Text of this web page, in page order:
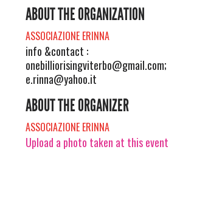
ABOUT THE ORGANIZATION
ASSOCIAZIONE ERINNA
info &contact :
onebilliorisingviterbo@gmail.com;
e.rinna@yahoo.it
ABOUT THE ORGANIZER
ASSOCIAZIONE ERINNA
Upload a photo taken at this event